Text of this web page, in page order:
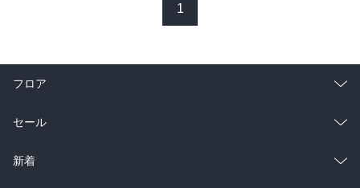
1
フロア
総合
ラノベ
セール
総合
新着